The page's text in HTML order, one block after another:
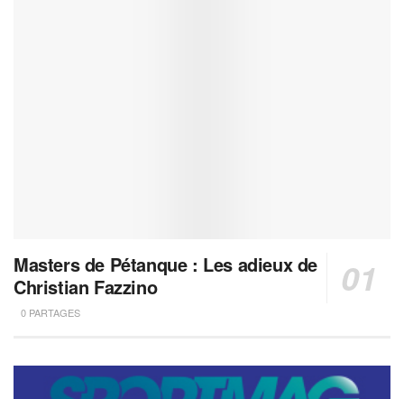
Masters de Pétanque : Les adieux de
Christian Fazzino
0 PARTAGES